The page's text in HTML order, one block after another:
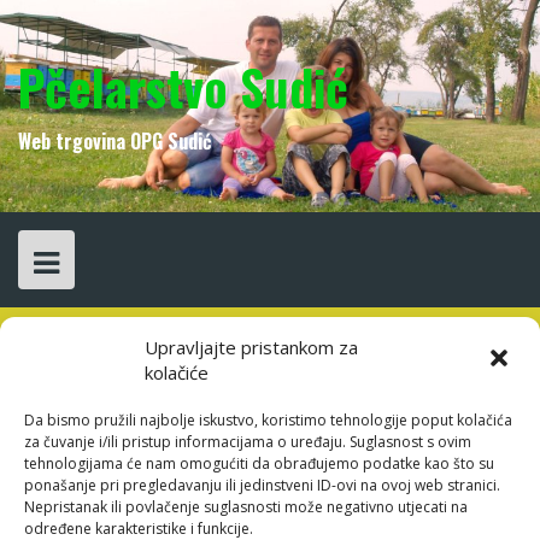
Upravljajte pristankom za
kolačiće
Da bismo pružili najbolje iskustvo, koristimo tehnologije poput kolačića
za čuvanje i/ili pristup informacijama o uređaju. Suglasnost s ovim
tehnologijama će nam omogućiti da obrađujemo podatke kao što su
ponašanje pri pregledavanju ili jedinstveni ID-ovi na ovoj web stranici.
Nepristanak ili povlačenje suglasnosti može negativno utjecati na
određene karakteristike i funkcije.
Skip
to
content
Pčelarstvo Sudić
Web trgovina OPG Sudić
favorite article 190340
6 srpnja, 2026 yam3t3
favorite article 190340